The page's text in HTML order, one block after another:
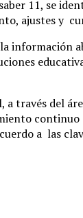
11, se
ajustes y
información
través del
continuo
a las